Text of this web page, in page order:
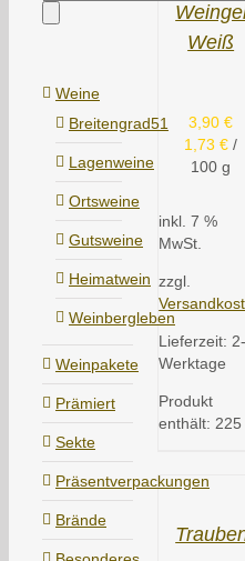
Weiß
3,90€
1,73€ /
100 g
inkl. 7 %
MwSt.
zzgl.
Lieferzeit:
Werktage
Produkt
enthält:
Weine
Breitengrad51
Lagenweine
Ortsweine
Gutsweine
Heimatwein
Weinbergleben
Weinpakete
Prämiert
Sekte
Präsentverpackungen
Brände